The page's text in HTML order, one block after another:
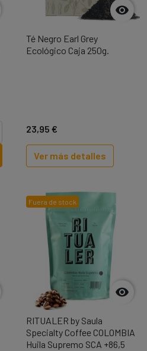

Té Negro Earl Grey
Ecológico Caja 250g.
23,95 €
Ver más detalles
Fuera de stock

RITUALER by Saula
Specialty Coffee COLOMBIA
Huila Supremo SCA +86,5